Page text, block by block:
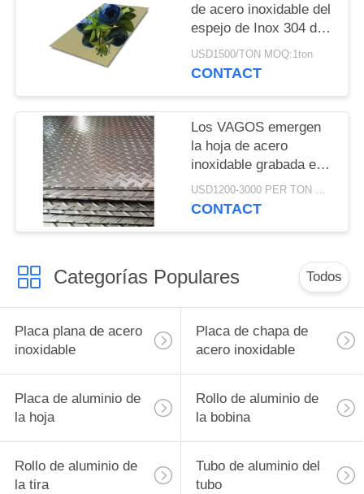
de acero inoxidable del
espejo de Inox 304 del
negro 201 del oro para
la decoración exterior
USD1500/TON MOQ:1ton
CONTACT
Los VAGOS emergen
la hoja de acero
inoxidable grabada en
relieve 3m m 201
USD1200-3000 PER TON MOQ:1Ton
CONTACT
Categorías Populares Todos
Placa plana de acero
inoxidable
Placa de chapa de
acero inoxidable
Placa de aluminio de
la hoja
Rollo de aluminio de
la bobina
Rollo de aluminio de
la tira
Tubo de aluminio del
tubo